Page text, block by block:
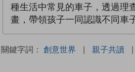
種生活中常見的車子，透過理
畫，帶領孩子一同認識不同車
關鍵字詞： 創意世界 | 親子共讀 |